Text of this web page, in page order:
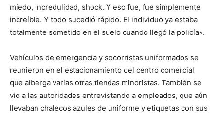
miedo, incredulidad, shock. Y eso fue, fue simplemente
increíble. Y todo sucedió rápido. El individuo ya estaba
totalmente sometido en el suelo cuando llegó la policía».
Vehículos de emergencia y socorristas uniformados se
reunieron en el estacionamiento del centro comercial
que alberga varias otras tiendas minoristas. También se
vio a las autoridades entrevistando a empleados, que aún
llevaban chalecos azules de uniforme y etiquetas con sus